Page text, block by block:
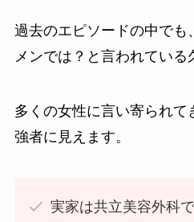
過去のエピソードの中でも
メンでは？と言われている
多くの女性に言い寄られて
強者に見えます。
実家は共立美容外科